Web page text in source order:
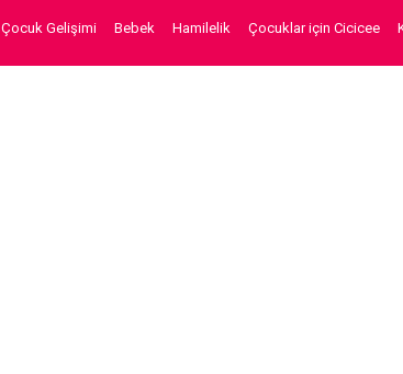
Çocuk Gelişimi Bebek Hamilelik Çocuklar için Cicicee